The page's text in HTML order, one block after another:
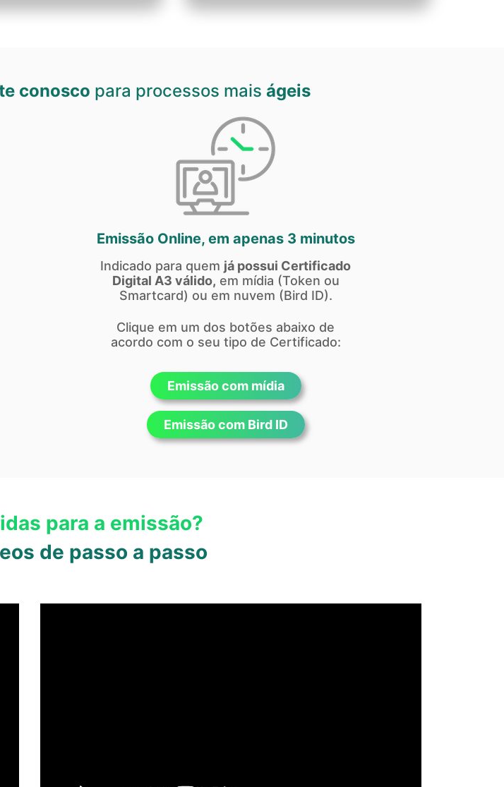
conosco para processos mais ágeis
Emissão Online, em apenas 3 minutos
Indicado para quem já possui Certificado
Digital A3 válido, em mídia (Token ou
Smartcard) ou em nuvem (Bird ID).
Clique em um dos botões abaixo de
acordo com o seu tipo de Certificado:
Emissão com mídia
Emissão com Bird ID
para a emissão?
de passo a passo